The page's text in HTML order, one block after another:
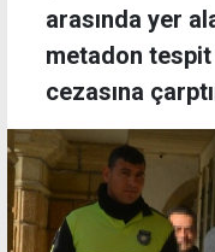
arasında yer
metadon tespit
cezasına